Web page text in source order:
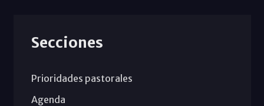
Secciones
Prioridades pastorales
Agenda